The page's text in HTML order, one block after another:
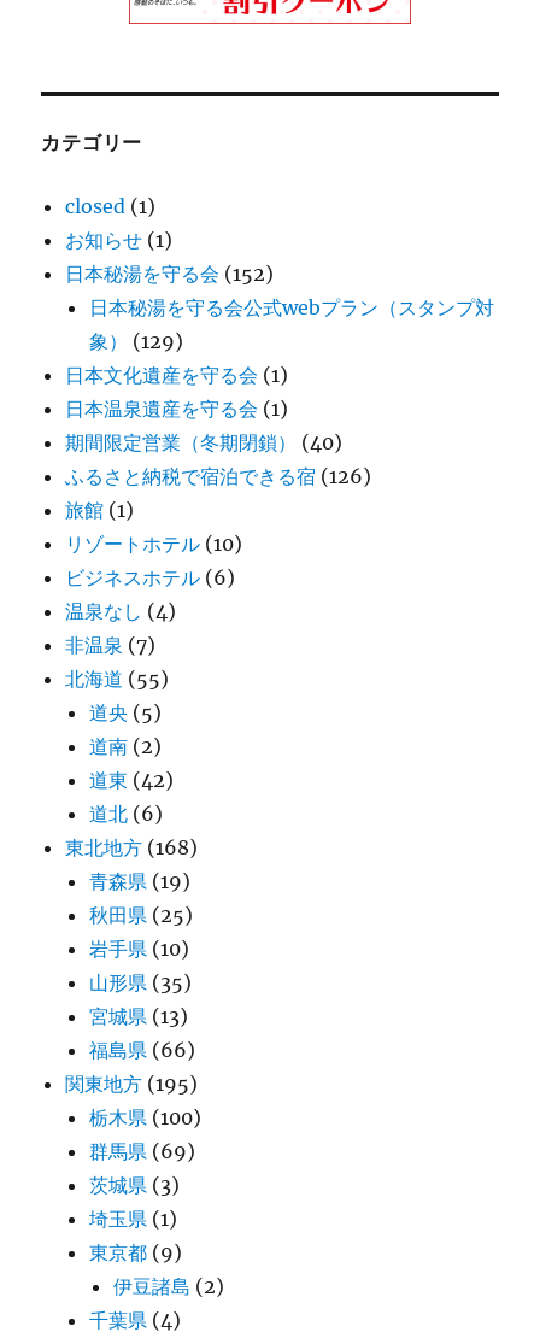
カテゴリー
closed (1)
お知らせ (1)
日本秘湯を守る会 (152)
日本秘湯を守る会公式webプラン（スタンプ対
象）
(129)
日本文化遺産を守る会 (1)
日本温泉遺産を守る会 (1)
期間限定営業（冬期閉鎖）
(40)
ふるさと納税で宿泊できる宿 (126)
旅館 (1)
リゾートホテル (10)
ビジネスホテル (6)
温泉なし (4)
非温泉 (7)
北海道 (55)
道央 (5)
道南 (2)
道東 (42)
道北 (6)
東北地方 (168)
青森県 (19)
秋田県 (25)
岩手県 (10)
山形県 (35)
宮城県 (13)
福島県 (66)
関東地方 (195)
栃木県 (100)
群馬県 (69)
茨城県 (3)
埼玉県 (1)
東京都 (9)
伊豆諸島 (2)
千葉県 (4)